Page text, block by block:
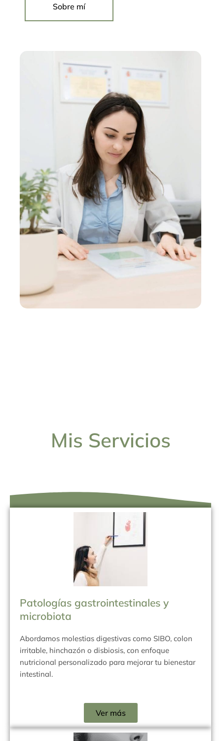
Sobre mí
Mis Servicios
Patologías gastrointestinales y
microbiota
Abordamos molestias digestivas como SIBO, colon
irritable, hinchazón o disbiosis, con enfoque
nutricional personalizado para mejorar tu bienestar
intestinal.
Ver más